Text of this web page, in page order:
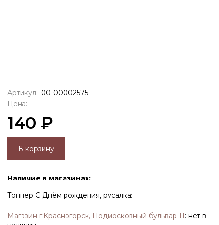
Артикул: 00-00002575
Цена:
140 ₽
В корзину
Наличие в магазинах:
Топпер С Днём рождения, русалка:
Магазин г.Красногорск, Подмосковный бульвар 11: нет в